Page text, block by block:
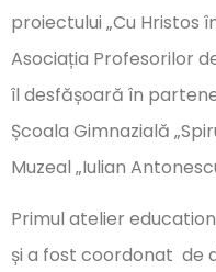
proiectului „Cu Hristos
Asociația Profesorilor
îl desfășoară în
Școala Gimnazială
Muzeal „Iulian
Primul atelier
și a fost coordonat de